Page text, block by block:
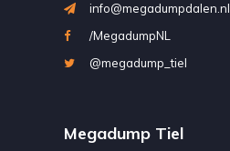
info@megadumpdalen.nl
/MegadumpNL
@megadump_tiel
Megadump Tiel